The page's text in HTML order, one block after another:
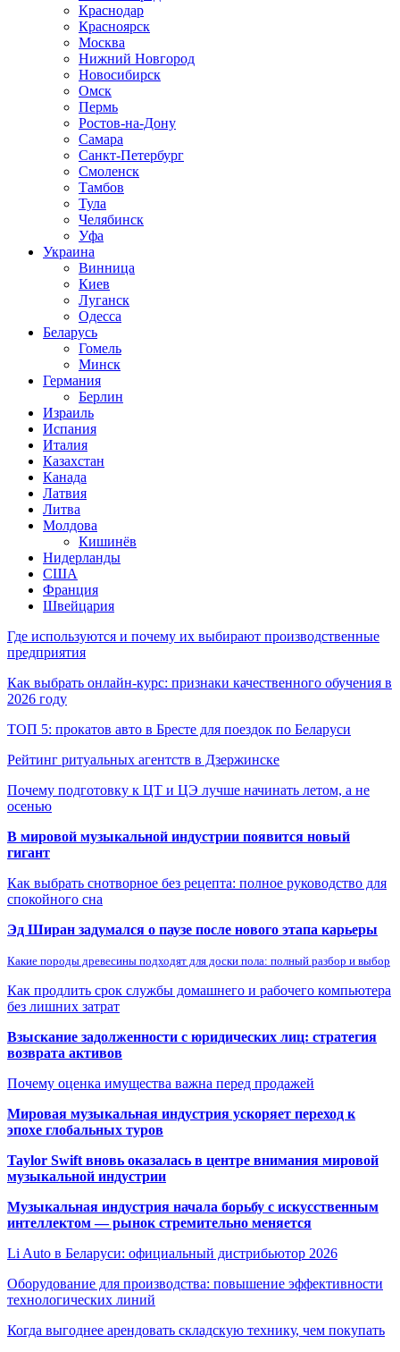
Краснодар
Красноярск
Москва
Нижний Новгород
Новосибирск
Омск
Пермь
Ростов-на-Дону
Самара
Санкт-Петербург
Смоленск
Тамбов
Тула
Челябинск
Уфа
Украина
Винница
Киев
Луганск
Одесса
Беларусь
Гомель
Минск
Германия
Берлин
Израиль
Испания
Италия
Казахстан
Канада
Латвия
Литва
Молдова
Кишинёв
Нидерланды
США
Франция
Швейцария
Где используются и почему их выбирают производственные
предприятия
Как выбрать онлайн-курс: признаки качественного обучения в
2026 году
ТОП 5: прокатов авто в Бресте для поездок по Беларуси
Рейтинг ритуальных агентств в Дзержинске
Почему подготовку к ЦТ и ЦЭ лучше начинать летом, а не
осенью
В мировой музыкальной индустрии появится новый
гигант
Как выбрать снотворное без рецепта: полное руководство для
спокойного сна
Эд Ширан задумался о паузе после нового этапа карьеры
Какие породы древесины подходят для доски пола: полный разбор и выбор
Как продлить срок службы домашнего и рабочего компьютера
без лишних затрат
Взыскание задолженности с юридических лиц: стратегия
возврата активов
Почему оценка имущества важна перед продажей
Мировая музыкальная индустрия ускоряет переход к
эпохе глобальных туров
Taylor Swift вновь оказалась в центре внимания мировой
музыкальной индустрии
Музыкальная индустрия начала борьбу с искусственным
интеллектом — рынок стремительно меняется
Li Auto в Беларуси: официальный дистрибьютор 2026
Оборудование для производства: повышение эффективности
технологических линий
Когда выгоднее арендовать складскую технику, чем покупать